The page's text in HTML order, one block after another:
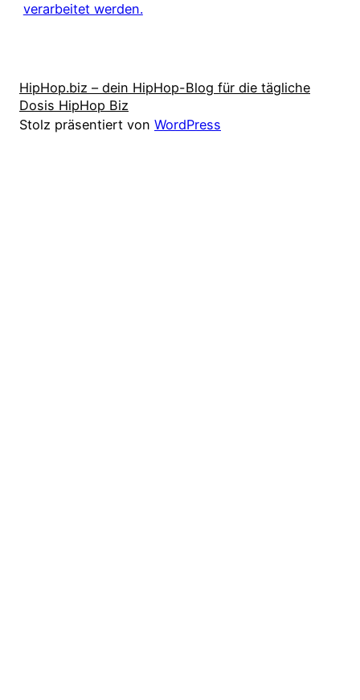
verarbeitet werden.
HipHop.biz – dein HipHop-Blog für die tägliche
Dosis HipHop Biz
Stolz präsentiert von WordPress